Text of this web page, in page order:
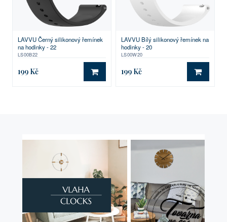
LAVVU Černý silikonový řemínek
na hodinky - 22
LS00B22
199 Kč DO KOŠÍKU
LAVVU Bílý silikonový řemínek na
hodinky - 20
LS00W20
199 Kč DO